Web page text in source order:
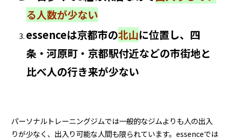
る人数が少ない
essenceは京都市の北山に位置し、四
条・河原町・京都駅付近などの市街地と
比べ人の行き来が少ない
パーソナルトレーニングジムでは一般的なジムよりも人の出入
りが少なく、出入り可能な人間も限られています。essenceでは